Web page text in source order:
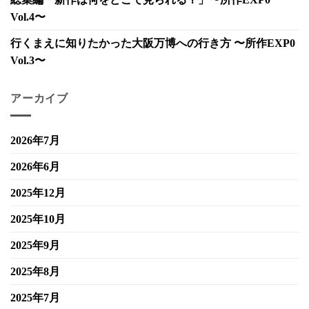
Vol.4〜
行くまえに知りたかった大阪万博への行き方 〜所作EXP0
Vol.3〜
アーカイブ
2026年7月
2026年6月
2025年12月
2025年10月
2025年9月
2025年8月
2025年7月